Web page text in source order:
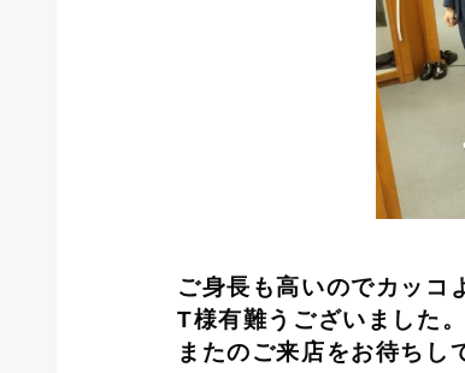
ご身長も高いのでカッコ
T様有難うございました。
またのご来店をお待ちし